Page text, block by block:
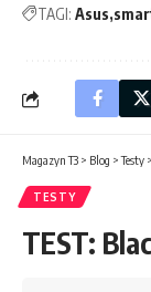
TAGI: Asus
Magazyn T3 > Blog >Testy
TESTY
TEST: